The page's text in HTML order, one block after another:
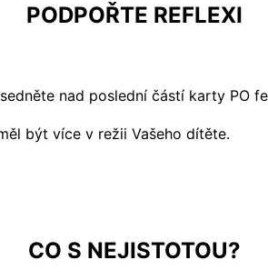
PODPOŘTE REFLEXI
nad poslední částí karty PO
být více v režii Vašeho dítěte.
CO S NEJISTOTOU?